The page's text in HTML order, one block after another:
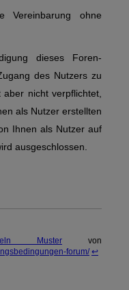
Vereinbarung ohne
dieses Foren-
des Nutzers zu
nicht verpflichtet,
als Nutzer erstellten
Ihnen als Nutzer auf
ausgeschlossen.
Muster von
forum/ ↩